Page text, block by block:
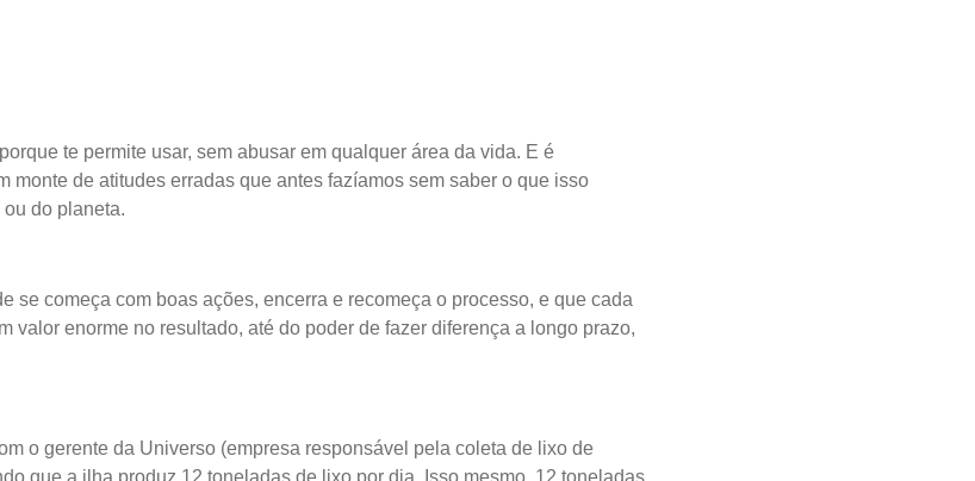
te permite usar, sem abusar em qualquer área da vida. E é
monte de atitudes erradas que antes fazíamos sem saber o que isso
do planeta.
se começa com boas ações, encerra e recomeça o processo, e que cada
valor enorme no resultado, até do poder de fazer diferença a longo prazo,
o gerente da Universo (empresa responsável pela coleta de lixo de